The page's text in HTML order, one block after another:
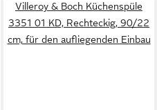
Villeroy & Boch Küchenspüle
3351 01 KD, Rechteckig, 90/22
cm, für den aufliegenden Einbau